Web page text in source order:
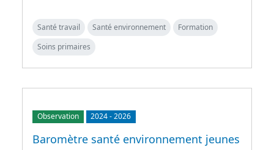
Santé travail Santé environnement
Formation
Soins primaires
Observation 2024-2026
Baromètre santé environnement jeunes